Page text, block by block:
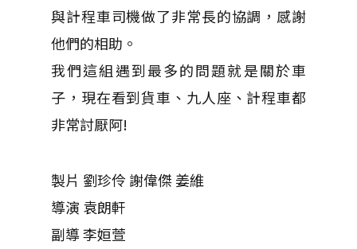
與計程車司機做了非常長的協調，感謝
他們的相助。
我們這組遇到最多的問題就是關於車
子，現在看到貨車、九人座、計程車都
非常討厭阿!
製片 劉珍伶 謝偉傑 姜維
導演 袁朗軒
副導 李姮萱